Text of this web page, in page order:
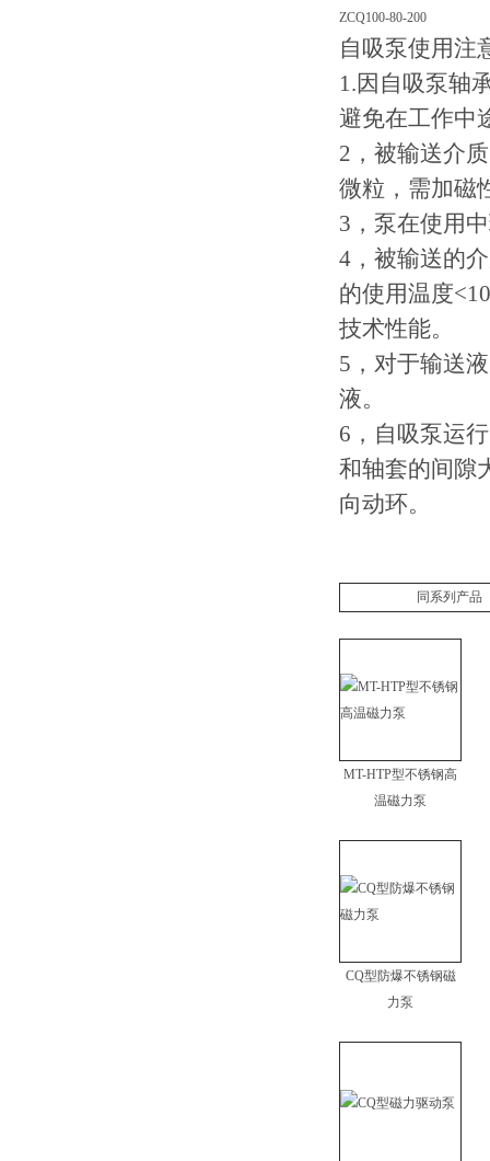
ZCQ100-80-200
自吸泵使用注
1.因自吸泵轴
避免在工作中
2，被输送介
微粒，需加磁
3，泵在使用
4，被输送的
的使用温度
技术性能。
5，对于输送
液。
6，自吸泵运
和轴套的间隙
向动环。
同系列产品
MT-HTP型不锈钢高
温磁力泵
CQ型防爆不锈钢磁
力泵